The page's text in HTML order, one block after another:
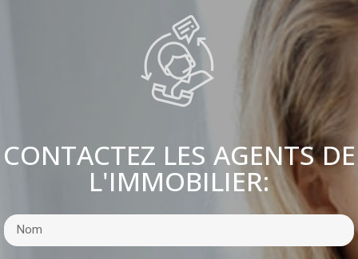
CONTACTEZ LES AGENTS DE
L'IMMOBILIER: